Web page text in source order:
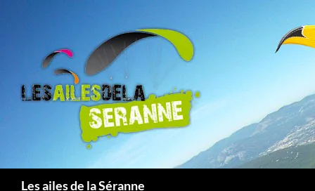
Les ailes de la Séranne